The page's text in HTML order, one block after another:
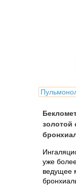
золотой
уже
ведущее